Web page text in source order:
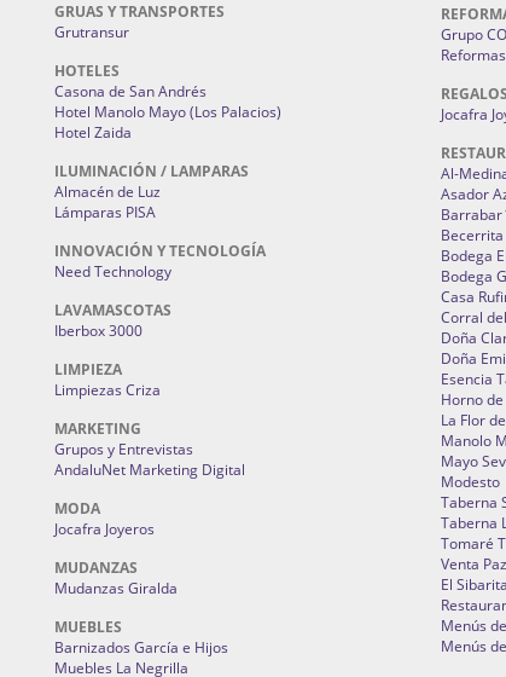
GRUAS Y TRANSPORTES
Grutransur
HOTELES
Casona de San Andrés
Hotel Manolo Mayo (Los Palacios)
Hotel Zaida
ILUMINACIÓN / LAMPARAS
Almacén de Luz
Lámparas PISA
INNOVACIÓN Y TECNOLOGÍA
Need Technology
LAVAMASCOTAS
Iberbox 3000
LIMPIEZA
Limpiezas Criza
MARKETING
Grupos y Entrevistas
AndaluNet Marketing Digital
MODA
Jocafra Joyeros
MUDANZAS
Mudanzas Giralda
MUEBLES
Barnizados García e Hijos
Muebles La Negrilla
Grupo
Jocafra
Al-
Asador
Becerrita
Bodega
Bodega
Casa
Corral
Doña
Doña
Esencia
Horno
La Flor
Manolo
Mayo
Modesto
Taberna
Taberna
Tomaré
Venta
El
Menús
Menús